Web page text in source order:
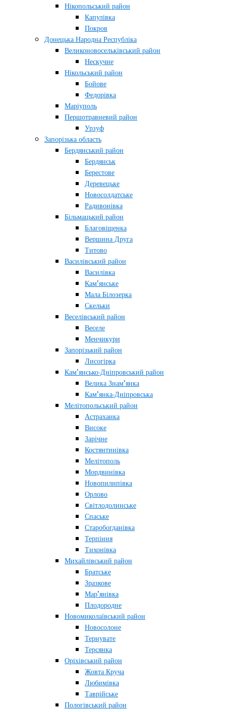
Нікопольський район
Капулівка
Покров
Донецька Народна Республіка
Великоновосельківський район
Нескучне
Нікольський район
Бойове
Федорівка
Маріуполь
Першотравневий район
Урзуф
Запорізька область
Бердянський район
Бердянськ
Берестове
Деревецьке
Новосолдатське
Радивонівка
Більмацький район
Благовіщенка
Вершина Друга
Титово
Василівський район
Василівка
Кам’янське
Мала Білозерка
Скельки
Веселівський район
Веселе
Менчикури
Запорізький район
Лисогірка
Кам’янсько-Дніпровський район
Велика Знам’янка
Кам’янка-Дніпровська
Мелітопольський район
Астраханка
Високе
Зарічне
Костянтинівка
Мелітополь
Мордвинівка
Новопилипівка
Орлово
Світлодолинське
Спаське
Старобогданівка
Терпіння
Тихонівка
Михайлівський район
Братське
Зразкове
Мар’янівка
Плодородне
Новомиколаївський район
Новосолоне
Тернувате
Терсянка
Оріхівський район
Жовта Круча
Любимівка
Таврійське
Пологівський район